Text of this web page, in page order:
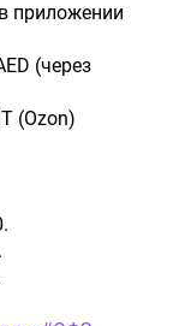
приложении
(через
(Ozon)